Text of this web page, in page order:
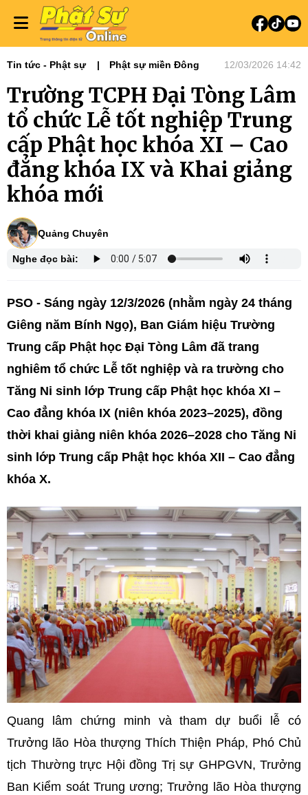
Tin tức - Phật sự Phật sự miền Đông 12/03/2026 14:42
Trường TCPH Đại Tòng Lâm
tổ chức Lễ tốt nghiệp Trung
cấp Phật học khóa XI – Cao
đẳng khóa IX và Khai giảng
khóa mới
Quảng Chuyên
Nghe đọc bài:
PSO - Sáng ngày 12/3/2026 (nhằm ngày 24 tháng
Giêng năm Bính Ngọ), Ban Giám hiệu Trường
Trung cấp Phật học Đại Tòng Lâm đã trang
nghiêm tổ chức Lễ tốt nghiệp và ra trường cho
Tăng Ni sinh lớp Trung cấp Phật học khóa XI –
Cao đẳng khóa IX (niên khóa 2023–2025), đồng
thời khai giảng niên khóa 2026–2028 cho Tăng Ni
sinh lớp Trung cấp Phật học khóa XII – Cao đẳng
khóa X.
Quang lâm chứng minh và tham dự buổi lễ có
Trưởng lão Hòa thượng Thích Thiện Pháp, Phó Chủ
tịch Thường trực Hội đồng Trị sự GHPGVN, Trưởng
Ban Kiểm soát Trung ương; Trưởng lão Hòa thượng